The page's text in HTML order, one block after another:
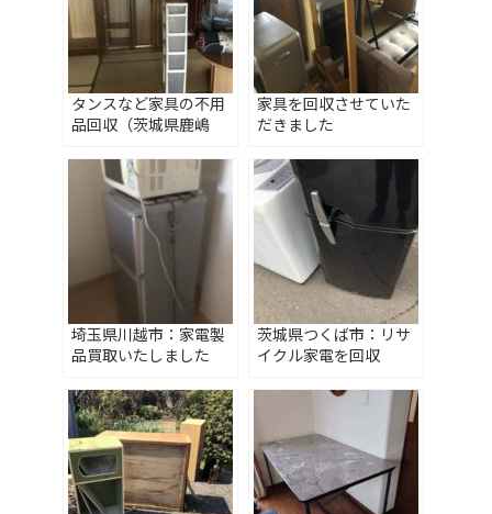
タンスなど家具の不用
品回収（茨城県鹿嶋
家具を回収させていた
だきました
埼玉県川越市：家電製
品買取いたしました
茨城県つくば市：リサ
イクル家電を回収